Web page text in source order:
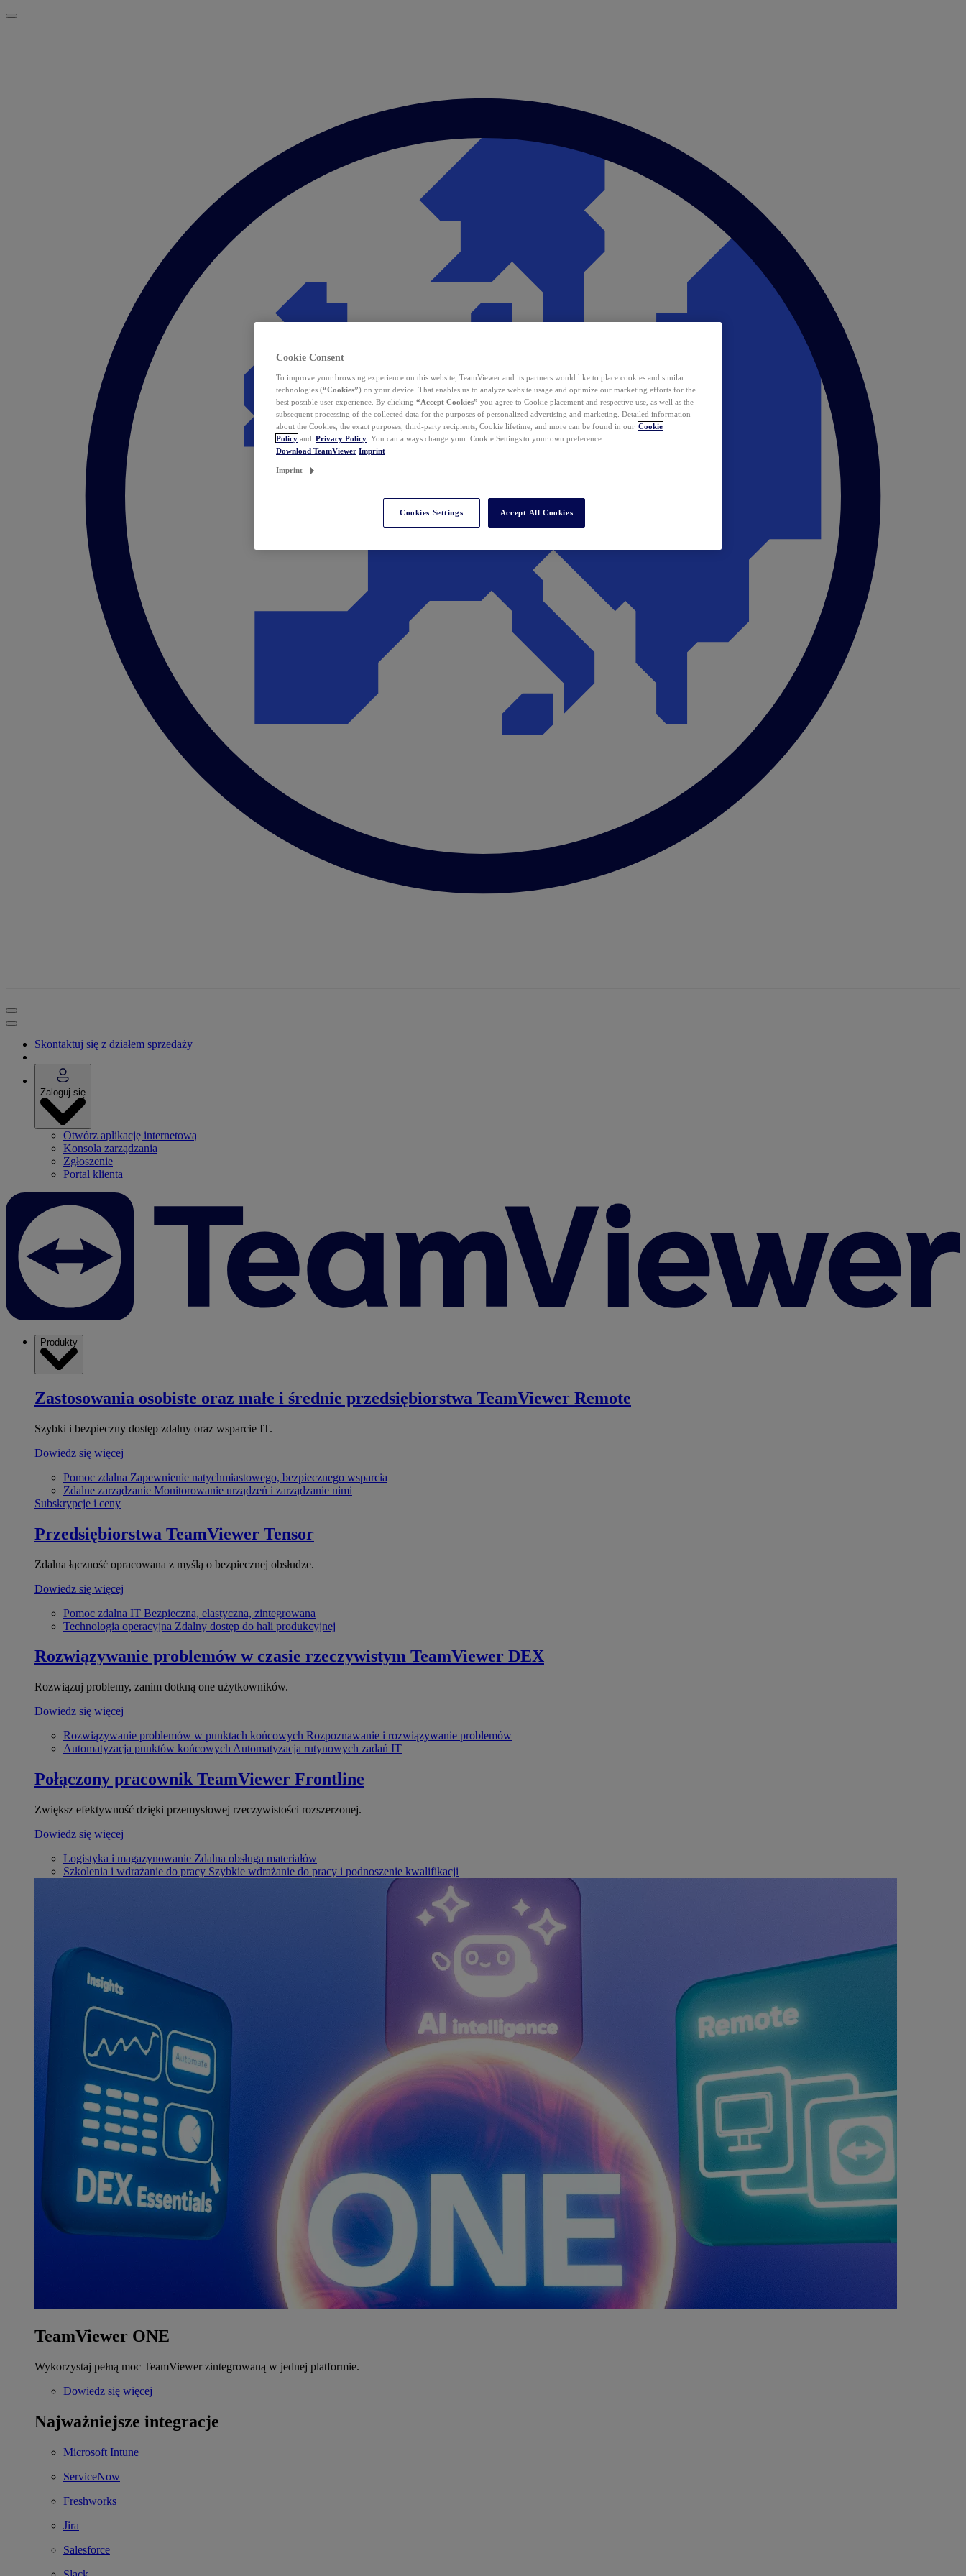
Skontaktuj się z działem sprzedaży
Zaloguj się
Otwórz aplikację internetową
Konsola zarządzania
Zgłoszenie
Portal klienta
Produkty
Zastosowania osobiste oraz małe i średnie przedsiębiorstwa TeamViewer Remote
Szybki i bezpieczny dostęp zdalny oraz wsparcie IT.
Dowiedz się więcej
Pomoc zdalna Zapewnienie natychmiastowego, bezpiecznego wsparcia
Zdalne zarządzanie Monitorowanie urządzeń i zarządzanie nimi
Subskrypcje i ceny
Przedsiębiorstwa TeamViewer Tensor
Zdalna łączność opracowana z myślą o bezpiecznej obsłudze.
Dowiedz się więcej
Pomoc zdalna IT Bezpieczna, elastyczna, zintegrowana
Technologia operacyjna Zdalny dostęp do hali produkcyjnej
Rozwiązywanie problemów w czasie rzeczywistym TeamViewer DEX
Rozwiązuj problemy, zanim dotkną one użytkowników.
Dowiedz się więcej
Rozwiązywanie problemów w punktach końcowych Rozpoznawanie i rozwiązywanie problemów
Automatyzacja punktów końcowych Automatyzacja rutynowych zadań IT
Połączony pracownik TeamViewer Frontline
Zwiększ efektywność dzięki przemysłowej rzeczywistości rozszerzonej.
Dowiedz się więcej
Logistyka i magazynowanie Zdalna obsługa materiałów
Szkolenia i wdrażanie do pracy Szybkie wdrażanie do pracy i podnoszenie kwalifikacji
TeamViewer ONE
Wykorzystaj pełną moc TeamViewer zintegrowaną w jednej platformie.
Dowiedz się więcej
Najważniejsze integracje
Microsoft Intune
ServiceNow
Freshworks
Jira
Salesforce
Cookie Consent
To improve your browsing experience on this website, TeamViewer and its partners would like to place cookies and similar
technologies (“Cookies”) on your device. That enables us to analyze website usage and optimize our marketing efforts for the
best possible user experience. By clicking “Accept Cookies” you agree to Cookie placement and respective use, as well as the
subsequent processing of the collected data for the purposes of personalized advertising and marketing. Detailed information
about the Cookies, the exact purposes, third-party recipients, Cookie lifetime, and more can be found in our Cookie
Policy and Privacy Policy . You can always change your Cookie Settings to your own preference.
Download TeamViewer Imprint
Imprint
Cookies Settings Accept All Cookies